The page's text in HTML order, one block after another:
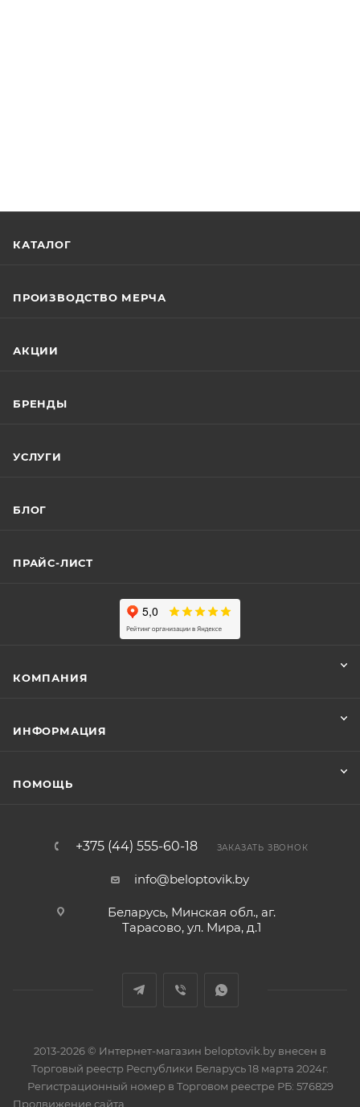
КАТАЛОГ
ПРОИЗВОДСТВО МЕРЧА
АКЦИИ
БРЕНДЫ
УСЛУГИ
БЛОГ
ПРАЙС-ЛИСТ
КОМПАНИЯ
ИНФОРМАЦИЯ
ПОМОЩЬ
+375 (44) 555-60-18 ЗАКАЗАТЬ ЗВОНОК
info@beloptovik.by
Беларусь, Минская обл., аг.
Тарасово, ул. Мира, д.1
2013-2026 © Интернет-магазин beloptovik.by внесен в
Торговый реестр Республики Беларусь 18 марта 2024г.
Регистрационный номер в Торговом реестре РБ: 576829
Продвижение сайта